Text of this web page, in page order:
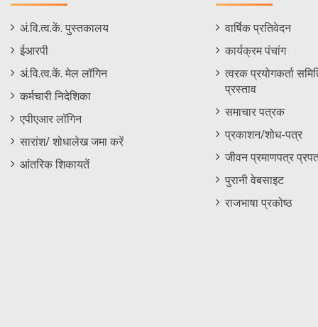
Staff
Footer
Menu
अं.वि.त्व.कें. पुस्तकालय
ईआरपी
अं.वि.त्व.कें. मेल लॉगिन
कर्मचारी निदेशिका
एपीएआर लॉगिन
सारांश/ शोधालेख जमा करें
आंतरिक शिकायतें
Informations
Menu
वार्षिक प्रतिवेदन
कार्यक्रम पंचांग
त्वरक प्रयोगकर्ता
प्रस्ताव
समाचार पत्रक
प्रकाशन/शोध-पत्र
जीवन प्रमाणपत्र
पुरानी वेबसाइट
राजभाषा प्रकोष्ठ